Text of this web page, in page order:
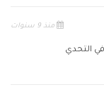
منذ 9 سنوات
التحدي